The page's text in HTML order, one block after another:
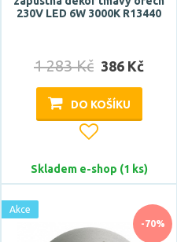
230V LED 6W 3000K R13440
1 283 Kč 386 Kč
DO KOŠÍKU
Skladem e-shop (1 ks)
-70%
Akce